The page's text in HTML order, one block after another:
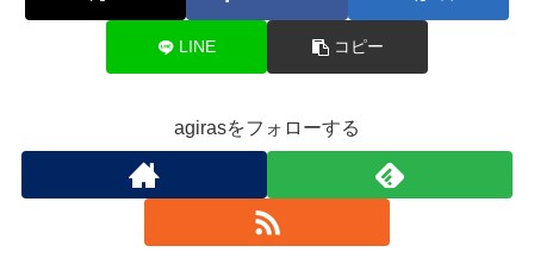
LINE コピー
agirasをフォローする